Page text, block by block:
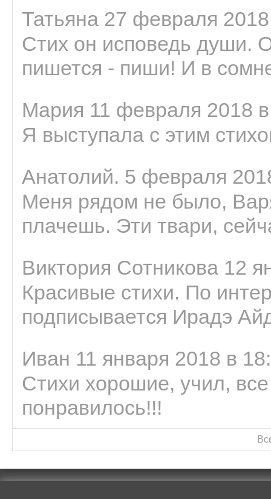
Татьяна 27 февраля
Стих он исповедь души.
пишется - пиши! И в
Мария 11 февраля 2018
Я выступала с этим
Анатолий. 5 февраля
Меня рядом не было,
плачешь. Эти твари,
Виктория Сотникова 12
Красивые стихи. По
подписывается Ирадэ
Иван 11 января 2018 в
Стихи хорошие, учил,
понравилось!!!